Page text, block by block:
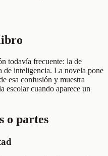
todavía frecuente: la de
inteligencia. La novela pone
esa confusión y muestra
escolar cuando aparece un
o partes